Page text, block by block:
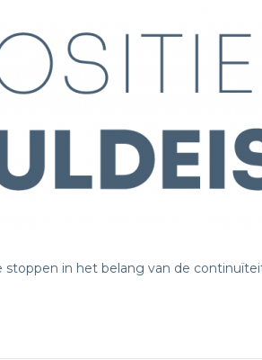
in het belang van de